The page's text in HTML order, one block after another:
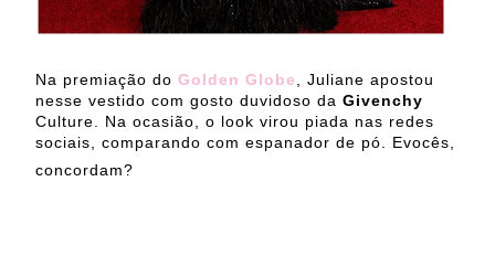
Na premiação do Golden Globe
, Juliane apostou
nesse vestido com gosto duvidoso da Givenchy
Culture. Na ocasião, o look virou piada nas redes
sociais, comparando com espanador de pó. Evocês,
concordam?